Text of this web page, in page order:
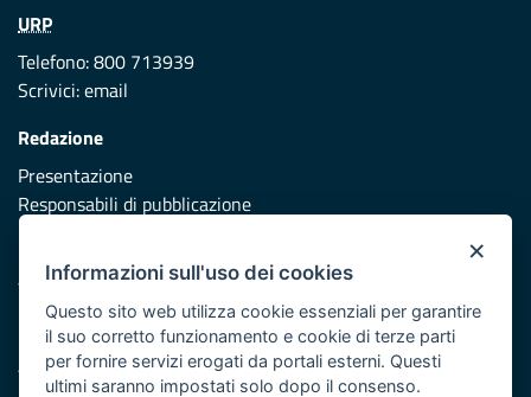
URP
Telefono: 800 713939
Scrivici:email
Redazione
Presentazione
Responsabili di pubblicazione
Vai al sito di Protezione Civile Puglia
Iniziativa finanziata con risorse del POR Puglia 2014/2020 -
Asse XI
×
Informazioni sull'uso dei cookies
Questo sito web utilizza cookie essenziali per garantire
il suo corretto funzionamento e cookie di terze parti
per fornire servizi erogati da portali esterni. Questi
ultimi saranno impostati solo dopo il consenso.